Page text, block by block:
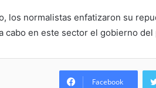
los normalistas enfatizaron su
cabo en este sector el gobierno
Facebook